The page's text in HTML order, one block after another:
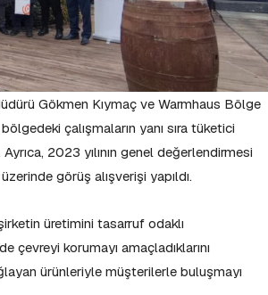
Gökmen Kıymaç ve Warmhaus Bölge
çalışmaların yanı sıra tüketici
2023 yılının genel değerlendirmesi
görüş alışverişi yapıldı.
üretimini tasarruf odaklı
korumayı amaçladıklarını
ürünleriyle müşterilerle buluşmayı